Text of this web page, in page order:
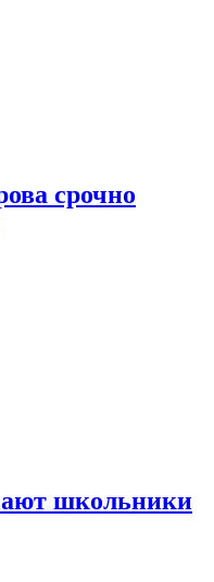
срочно
школьники